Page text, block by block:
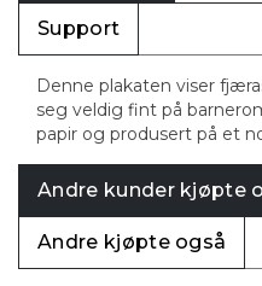
Support
Denne plakaten viser
seg veldig fint på
papir og produsert på et
Andre kunder kjøpte
Andre kjøpte også